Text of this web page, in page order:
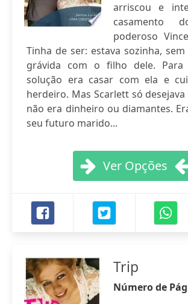
arriscou e
casamento
poderoso
Tinha de ser: estava sozinha,
grávida com o filho dele. Para
solução era casar com ela e
herdeiro. Mas Scarlett só
não era dinheiro ou diamantes.
seu futuro marido...
Ver Opções
Trip
Número de